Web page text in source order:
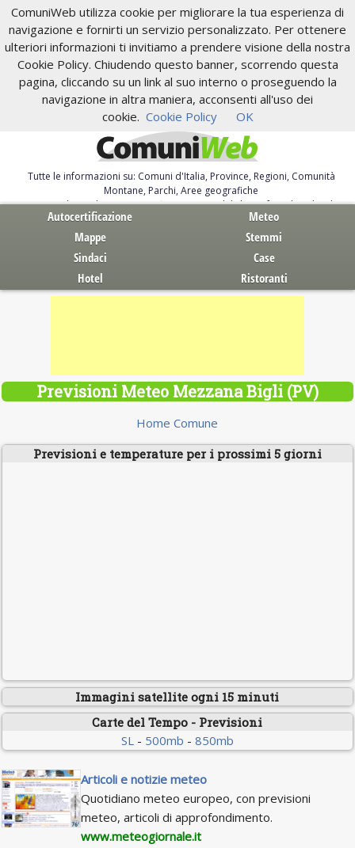
ComuniWeb utilizza cookie per migliorare la tua esperienza di
navigazione e fornirti un servizio personalizzato. Per ottenere
ulteriori informazioni ti invitiamo a prendere visione della nostra
Cookie Policy. Chiudendo questo banner, scorrendo questa
pagina, cliccando su un link al suo interno o proseguendo la
navigazione in altra maniera, acconsenti all'uso dei
cookie. Cookie Policy OK
Tutte le informazioni su: Comuni d'Italia, Province, Regioni, Comunità
Montane, Parchi, Aree geografiche
Servizi al Cittadino. Autocertificazione, moduli, leggi, free download
Autocertificazione
Meteo
Mappe
Stemmi
Sindaci
Case
Hotel
Ristoranti
Previsioni Meteo Mezzana Bigli (PV)
Home Comune
Previsioni e temperature per i prossimi 5 giorni
Immagini satellite ogni 15 minuti
Carte del Tempo - Previsioni
SL- 500mb - 850mb
Articoli e notizie meteo
Quotidiano meteo europeo, con previsioni
meteo, articoli di approfondimento.
www.meteogiornale.it